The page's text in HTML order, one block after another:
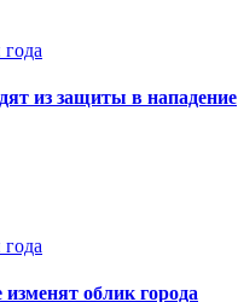
из защиты в нападение
облик города